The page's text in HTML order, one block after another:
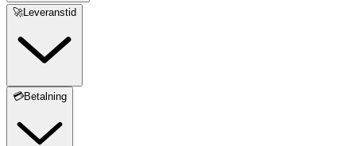
🚀Leveranstid
💳Betalning